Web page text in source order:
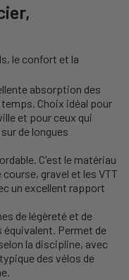
le confort et la
absorption des
Choix idéal pour
et pour ceux qui
de longues
C'est le matériau
gravel et les VTT
un excellent rapport
de légèreté et de
Permet de
la discipline, avec
des vélos de